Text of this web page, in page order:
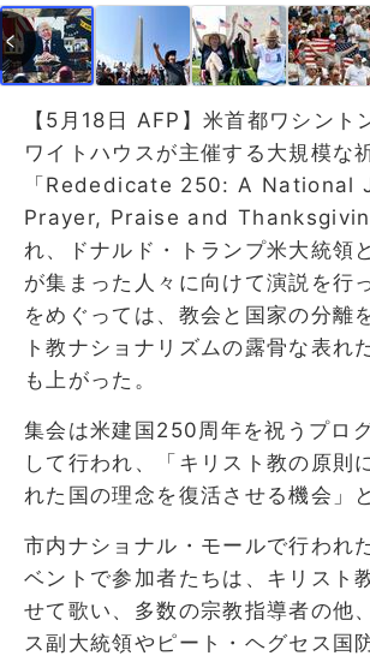
【5月18日 AFP】米首都ワシント
ワイトハウスが主催する大規模な
「Rededicate 250: A National
Prayer, Praise and
れ、ドナルド・トランプ米大統領
が集まった人々に向けて演説を行
をめぐっては、教会と国家の分離
ト教ナショナリズムの露骨な表れ
も上がった。
集会は米建国250周年を祝うプロ
して行われ、「キリスト教の原則
れた国の理念を復活させる機会」
市内ナショナル・モールで行われ
ベントで参加者たちは、キリスト
せて歌い、多数の宗教指導者の他
ス副大統領やピート・ヘグセス国